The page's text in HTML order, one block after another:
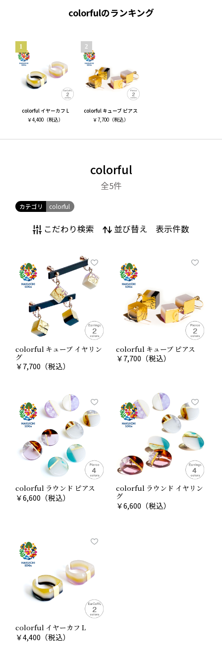
以上含む植物由来樹脂のため、どこか優しくなじみ、あ
たたかく、肌に長時間触れていてもストレスレスなこと
た歴史にも頷けます。
樹脂というカジュアルな素材ながら職人の技術による艶
のある仕上がりは、大人世代でも納得して使える上質感
です。
軽くてポップでcolorfulなアクセサリーは、シンプルなワ
ンピース、Tシャツなど、普段のファッションのアクセン
※この商品は店頭でも同時に販売しておりますので、ご
注文された時に、先に在庫がなくなることがあります。
Point 01
プラスチックごみの問題を考えて、植物由来の樹脂に着
目し、鯖江市で受け継がれる綿花由来の天然樹脂である
セルロースアセテートを使用した商品づくりに取り組み
この綿花由来の樹脂は、肌にやさしく、適度な吸水性が
あり、また傷などにもつよいという性質があります。
Point 02
伝統産業としてできる社会貢献
石油由来の樹脂は、廃棄されるとマイクロプラスチック
となって環境に負荷をかけることが指摘されています。
箔一は、色々な産地と一緒に協力し、社会貢献に取り組
んでいます。
colorfulのランキング
colorful イヤーカフ L
￥4,400 （税込）
colorful キューブ ピアス
￥7,700 （税込）
colorful
全5件
カテゴリ colorful
こだわり検索 並び替え 表示件数
colorful キューブ イヤリン
グ
￥7,700 （税込）
colorful キューブ ピアス
￥7,700 （税込）
colorful ラウンド ピアス
￥6,600 （税込）
colorful ラウンド イヤリン
グ
￥6,600 （税込）
colorful イヤーカフ L
￥4,400 （税込）